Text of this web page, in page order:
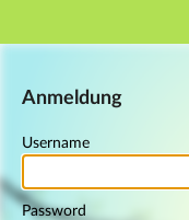
Anmeldung
Username
Password